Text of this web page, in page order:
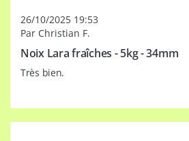
26/10/2025 19:53
Par Christian F.
Noix Lara fraîches - 5kg - 34mm
Très bien.